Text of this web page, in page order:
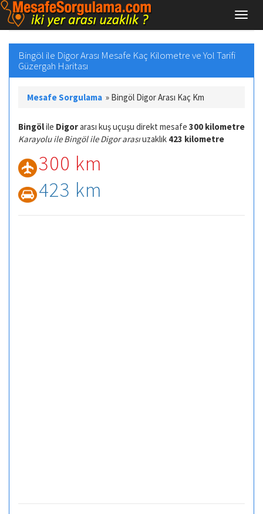
Bingöl ile Digor Arası Mesafe Kaç Kilometre ve Yol Tarifi
Güzergah Haritası
Mesafe Sorgulama » Bingöl Digor Arası Kaç Km
Bingölile Digorarası kuş uçuşu direkt mesafe 300 kilometre
Karayolu ile Bingöl ile Digor arasıuzaklık 423 kilometre
300 km
423 km